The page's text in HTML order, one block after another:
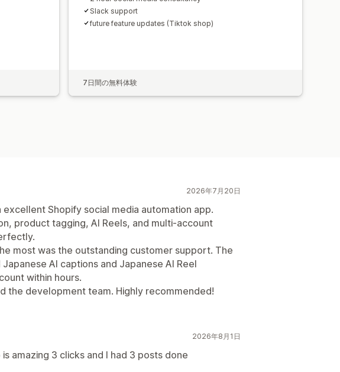
Slack support
future feature updates (Tiktok shop)
7日間の無料体験
2026年7月20日
excellent Shopify social media automation app.
product tagging, AI Reels, and multi-account
most was the outstanding customer support. The
AI captions and Japanese AI Reel
within hours.
the development team. Highly recommended!
2026年8月1日
amazing 3 clicks and I had 3 posts done